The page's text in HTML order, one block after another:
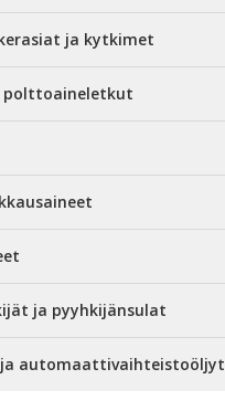
ja kytkimet
ja pyyhkijänsulat
automaattivaihteistoöljyt